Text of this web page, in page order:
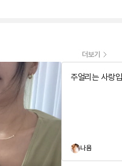
더보기
주얼리는 사랑
나욤